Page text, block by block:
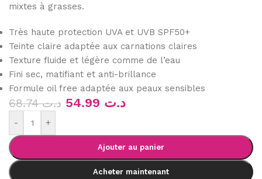
mixtes à grasses.
Très haute protection UVA et UVB SPF50+
Teinte claire adaptée aux carnations claires
Texture fluide et légère comme de l’eau
Fini sec, matifiant et anti-brillance
Formule oil free adaptée aux peaux sensibles
د.ت68.74 د.ت
- +
Ajouter au panier
Acheter maintenant